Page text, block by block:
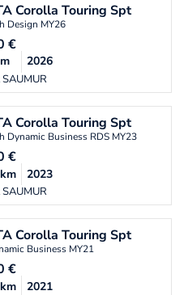
Corolla Touring Spt
Design MY26
€
SAUMUR
2026
Corolla Touring Spt
Dynamic Business RDS MY23
€
SAUMUR
km 2023
Corolla Touring Spt
Business MY21
€
km 2021